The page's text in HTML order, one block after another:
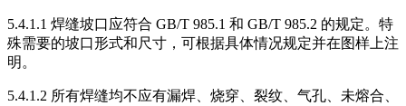
5.4.1.1 焊缝坡口应符合 GB/T 985.1 和 GB/T 985.2 的规定。特
殊需要的坡口形式和尺寸，可根据具体情况规定并在图样上注
明。
5.4.1.2 所有焊缝均不应有漏焊、烧穿、裂纹、气孔、未熔合、